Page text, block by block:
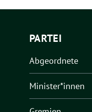
PARTEI
Abgeordnete
Minister*innen